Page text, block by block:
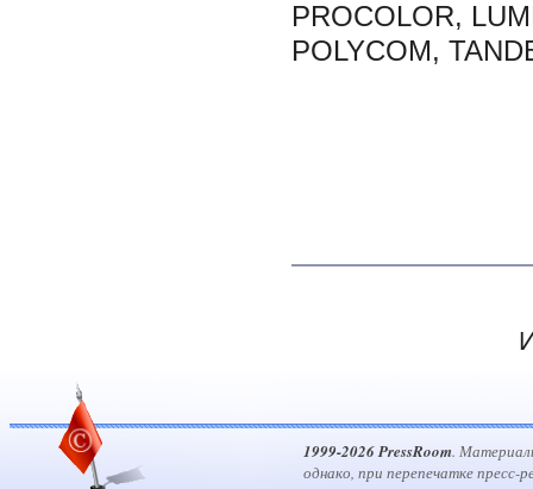
PROCOLOR,
POLYCOM,
1999-2026 PressRoom.
однако, при перепечатке пресс-